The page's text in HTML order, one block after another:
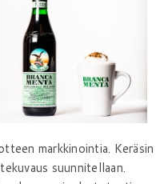
markkinointia. Keräsin
suunnitellaan.